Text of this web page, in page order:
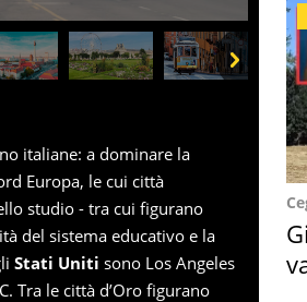
italiane: a dominare la
Europa, le cui città
studio - tra cui figurano
del sistema educativo e la
Stati Uniti sono Los Angeles
Tra le città d’Oro figurano